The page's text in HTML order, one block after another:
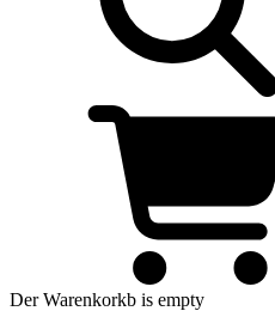
Der Warenkorkb is empty